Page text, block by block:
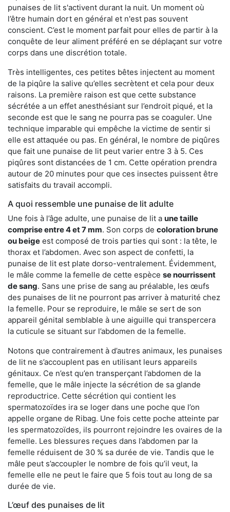
punaises de lit s'activent durant la nuit. Un moment où
l’être humain dort en général et n'est pas souvent
conscient. C’est le moment parfait pour elles de partir à la
conquête de leur aliment préféré en se déplaçant sur votre
corps dans une discrétion totale.
Très intelligentes, ces petites bêtes injectent au moment
de la piqûre la salive qu’elles secrètent et cela pour deux
raisons. La première raison est que cette substance
sécrétée a un effet anesthésiant sur l’endroit piqué, et la
seconde est que le sang ne pourra pas se coaguler. Une
technique imparable qui empêche la victime de sentir si
elle est attaquée ou pas. En général, le nombre de piqûres
que fait une punaise de lit peut varier entre 3 à 5. Ces
piqûres sont distancées de 1 cm. Cette opération prendra
autour de 20 minutes pour que ces insectes puissent être
satisfaits du travail accompli.
A quoi ressemble une punaise de lit adulte
Une fois à l’âge adulte, une punaise de lit a une taille
comprise entre 4 et 7 mm. Son corps de coloration brune
ou beige est composé de trois parties qui sont : la tête, le
thorax et l’abdomen. Avec son aspect de confetti, la
punaise de lit est plate dorso-ventralement. Évidemment,
le mâle comme la femelle de cette espèce se nourrissent
de sang. Sans une prise de sang au préalable, les œufs
des punaises de lit ne pourront pas arriver à maturité chez
la femelle. Pour se reproduire, le mâle se sert de son
appareil génital semblable à une aiguille qui transpercera
la cuticule se situant sur l’abdomen de la femelle.
Notons que contrairement à d’autres animaux, les punaises
de lit ne s’accouplent pas en utilisant leurs appareils
génitaux. Ce n’est qu’en transperçant l’abdomen de la
femelle, que le mâle injecte la sécrétion de sa glande
reproductrice. Cette sécrétion qui contient les
spermatozoïdes ira se loger dans une poche que l’on
appelle organe de Ribag. Une fois cette poche atteinte par
les spermatozoïdes, ils pourront rejoindre les ovaires de la
femelle. Les blessures reçues dans l’abdomen par la
femelle réduisent de 30 % sa durée de vie. Tandis que le
mâle peut s’accoupler le nombre de fois qu’il veut, la
femelle elle ne peut le faire que 5 fois tout au long de sa
durée de vie.
L’œuf des punaises de lit